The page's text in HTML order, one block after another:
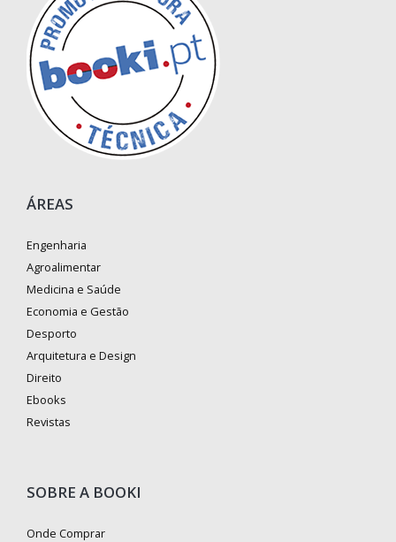
ÁREAS
Engenharia
Agroalimentar
Medicina e Saúde
Economia e Gestão
Desporto
Arquitetura e Design
Direito
Ebooks
Revistas
SOBRE A BOOKI
Onde Comprar